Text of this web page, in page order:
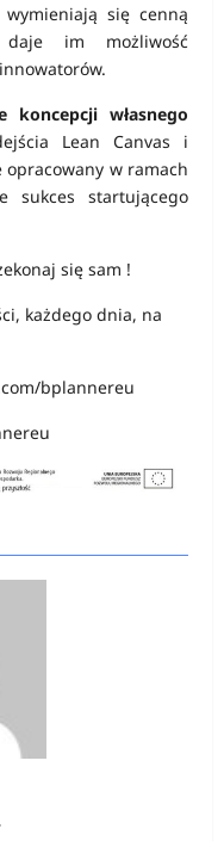
się cenną
daje im możliwość
koncepcji własnego
Lean Canvas i
w ramach
sukces startującego
się sam !
każdego dnia, na
bplannereu